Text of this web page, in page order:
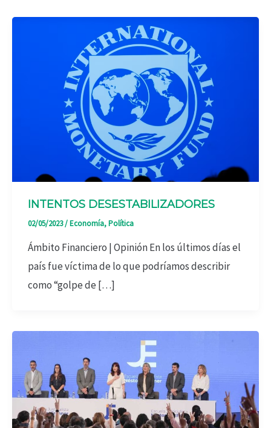
INTENTOS DESESTABILIZADORES
02/05/2023/Economía,Política
Ámbito Financiero | Opinión En los últimos días el
país fue víctima de lo que podríamos describir
como “golpe de […]